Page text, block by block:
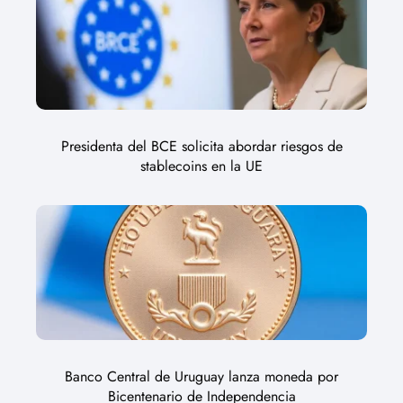
Presidenta del BCE solicita abordar riesgos de
stablecoins en la UE
Banco Central de Uruguay lanza moneda por
Bicentenario de Independencia